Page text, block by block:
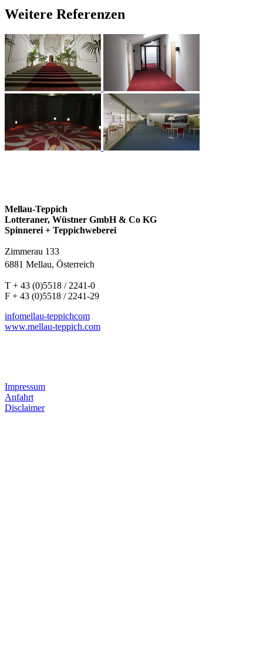
Weitere Referenzen
Mellau-Teppich
Lotteraner, Wüstner GmbH & Co KG
Spinnerei + Teppichweberei
Zimmerau 133
6881 Mellau, Österreich
T + 43 (0)5518 / 2241-0
F + 43 (0)5518 / 2241-29
infomellau-teppichcom
www.mellau-teppich.com
Impressum
Anfahrt
Disclaimer